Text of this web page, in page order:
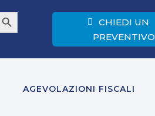
Button
CHIEDI UN
PREVENTIVO
AGEVOLAZIONI FISCALI